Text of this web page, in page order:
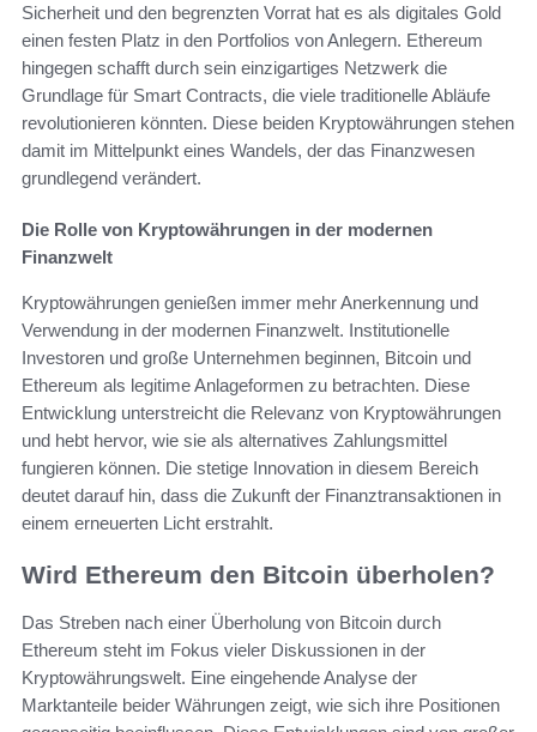
Sicherheit und den begrenzten Vorrat hat es als digitales Gold
einen festen Platz in den Portfolios von Anlegern. Ethereum
hingegen schafft durch sein einzigartiges Netzwerk die
Grundlage für Smart Contracts, die viele traditionelle Abläufe
revolutionieren könnten. Diese beiden Kryptowährungen stehen
damit im Mittelpunkt eines Wandels, der das Finanzwesen
grundlegend verändert.
Die Rolle von Kryptowährungen in der modernen
Finanzwelt
Kryptowährungen genießen immer mehr Anerkennung und
Verwendung in der modernen Finanzwelt. Institutionelle
Investoren und große Unternehmen beginnen, Bitcoin und
Ethereum als legitime Anlageformen zu betrachten. Diese
Entwicklung unterstreicht die Relevanz von Kryptowährungen
und hebt hervor, wie sie als alternatives Zahlungsmittel
fungieren können. Die stetige Innovation in diesem Bereich
deutet darauf hin, dass die Zukunft der Finanztransaktionen in
einem erneuerten Licht erstrahlt.
Wird Ethereum den Bitcoin überholen?
Das Streben nach einer Überholung von Bitcoin durch
Ethereum steht im Fokus vieler Diskussionen in der
Kryptowährungswelt. Eine eingehende Analyse der
Marktanteile beider Währungen zeigt, wie sich ihre Positionen